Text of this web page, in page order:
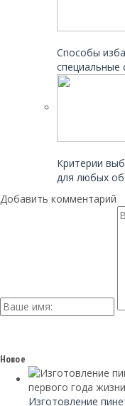
Способы
специальные
Критерии
для любых
Добавить комментарий
Новое
Изготовление